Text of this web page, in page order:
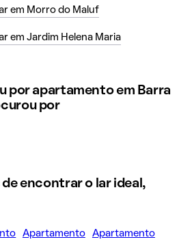
em Morro do Maluf
em Jardim Helena Maria
por apartamento em Barra
por
encontrar o lar ideal,
Apartamento
Apartamento